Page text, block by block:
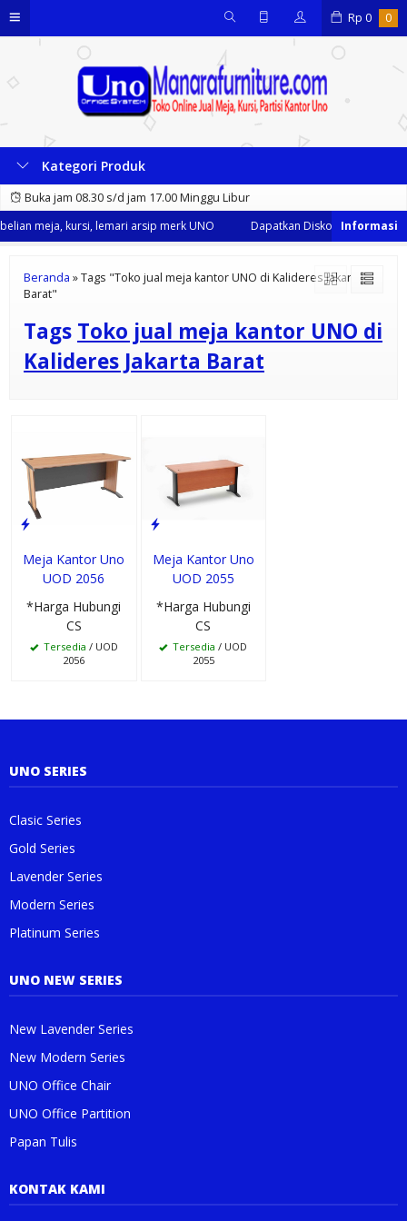
Rp 0 0
Kategori Produk
Buka jam 08.30 s/d jam 17.00 Minggu Libur
meja, kursi, lemari arsip merk UNO
Dapatkan Diskon 35% dari
Beranda »Tags "Toko jual meja kantor UNO di Kalideres Jakarta
Barat"
Tags Toko jual meja kantor UNO di
Kalideres Jakarta Barat
Meja Kantor Uno
UOD 2056
*Harga Hubungi
CS
Tersedia / UOD
2056
Meja Kantor Uno
UOD 2055
*Harga Hubungi
CS
Tersedia / UOD
2055
UNO SERIES
Clasic Series
Gold Series
Lavender Series
Modern Series
Platinum Series
UNO NEW SERIES
New Lavender Series
New Modern Series
UNO Office Chair
UNO Office Partition
Papan Tulis
KONTAK KAMI